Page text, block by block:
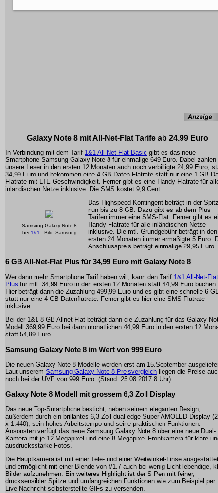
Galaxy Note 8 mit All-Net-Flat Tarife ab 24,99 Euro
In Verbindung mit dem Tarif 1&1 All-Net-Flat Basic gibt es das neue
Smartphone Samsung Galaxy Note 8 für einmalige 649 Euro. Dabei zahlen
unsere Leser in den ersten 12 Monaten auch noch verbilligte 24,99 Euro,
34,99 Euro und bekommen eine 4 GB Daten-Flatrate statt nur eine 1 GB
Flatrate mit LTE Geschwindigkeit. Ferner gibt es eine Handy-Flatrate für
inländischen Netze inklusive. Die SMS kostet 9,9 Cent.
Samsung Galaxy Note 8
bei 1&1 --Bild: Samsung
Das Highspeed-Kontingent beträgt in der
nun bis zu 8 GB. Dazu gibt es ab dem Plus
Tarifen immer eine SMS-Flat. Ferner gibt es
Handy-Flatrate für alle inländischen Netze
inklusive. Die mtl. Grundgebühr beträgt in den
ersten 24 Monaten immer ermäßigte 5 Euro.
Anschlusspreis beträgt einmalige 29,95 Euro
6 GB All-Net-Flat Plus für 34,99 Euro mit Galaxy Note 8
Wer dann mehr Smartphone Tarif haben will, kann den Tarif 1&1 All-Net-Flat
Plus für mtl. 34,99 Euro in den ersten 12 Monaten statt 44,99 Euro buchen.
Hier beträgt dann die Zuzahlung 499,99 Euro und es gibt eine schnelle 6
statt nur eine 4 GB Datenflatrate. Ferner gibt es hier eine SMS-Flatrate
inklusive.
Bei der 1&1 8 GB Allnet-Flat beträgt dann die Zuzahlung für das Galaxy
Modell 369,99 Euro bei dann monatlichen 44,99 Euro in den ersten 12
statt 54,99 Euro.
Samsung Galaxy Note 8 im Wert von 999 Euro
Die neuen Galaxy Note 8 Modelle werden erst am 15.September
Laut unserem Samsung Galaxy Note 8 Preisvergleich liegen die Preise
noch bei der UVP von 999 Euro. (Stand: 25.08.2017 8 Uhr).
Galaxy Note 8 Modell mit grossem 6,3 Zoll Display
Das neue Top-Smartphone besticht, neben seinem eleganten Design,
außerdem durch ein brillantes 6,3 Zoll dual edge Super AMOLED-Display
x 1.440), sein hohes Arbeitstempo und seine praktischen Funktionen.
Ansonsten verfügt das neue Samsung Galaxy Note 8 über eine neue Dual-
Kamera mit je 12 Megapixel und eine 8 Megapixel Frontkamera für klare
ausdrucksstarke Fotos.
Die Hauptkamera ist mit einer Tele- und einer Weitwinkel-Linse ausgestattet
und ermöglicht mit einer Blende von f/1.7 auch bei wenig Licht lebendige,
Bilder aufzunehmen. Ein weiteres Highlight ist der S Pen mit feiner,
drucksensibler Spitze und umfangreichen Funktionen wie zum Beispiel per
Live-Nachricht selbsterstellte GIFs zu versenden.